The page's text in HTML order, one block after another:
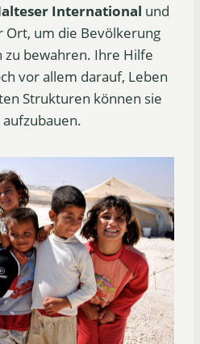
International und
Ort, um die Bevölkerung
bewahren. Ihre Hilfe
vor allem darauf, Leben
Strukturen können sie